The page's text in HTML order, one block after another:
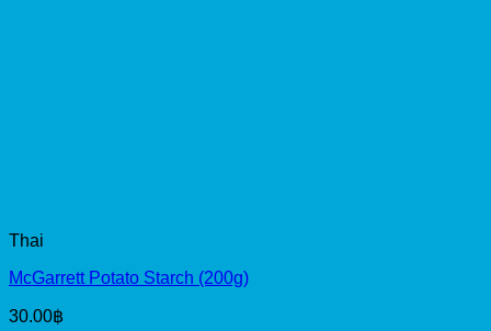
Thai
McGarrett Potato Starch (200g)
30.00฿